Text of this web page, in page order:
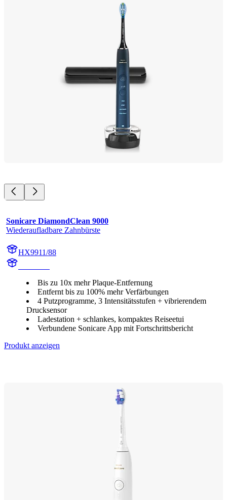
Sonicare DiamondClean 9000
Wiederaufladbare Zahnbürste
HX9911/88
Bis zu 10x mehr Plaque-Entfernung
Entfernt bis zu 100% mehr Verfärbungen
4 Putzprogramme, 3 Intensitätsstufen + vibrierendem
Drucksensor
Ladestation + schlankes, kompaktes Reiseetui
Verbundene Sonicare App mit Fortschrittsbericht
Produkt anzeigen